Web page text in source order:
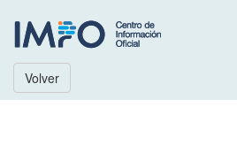
Volver